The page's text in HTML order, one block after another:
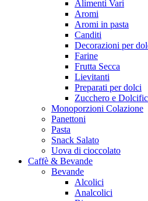
Alimenti Vari
Aromi
Aromi in pasta
Canditi
Decorazioni per
Farine
Frutta Secca
Lievitanti
Preparati per dolci
Zucchero e
Monoporzioni Colazione
Panettoni
Pasta
Snack Salato
Uova di cioccolato
Caffè & Bevande
Bevande
Alcolici
Analcolici